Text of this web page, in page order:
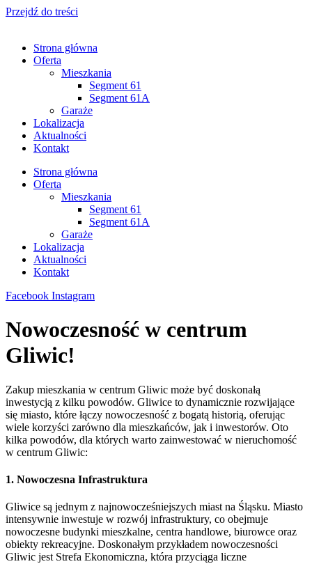
Przejdź do treści
Strona główna
Oferta
Mieszkania
Segment 61
Segment 61A
Garaże
Lokalizacja
Aktualności
Kontakt
Strona główna
Oferta
Mieszkania
Segment 61
Segment 61A
Garaże
Lokalizacja
Aktualności
Kontakt
Facebook Instagram
Nowoczesność w centrum
Gliwic!
Zakup mieszkania w centrum Gliwic może być doskonałą
inwestycją z kilku powodów. Gliwice to dynamicznie rozwijające
się miasto, które łączy nowoczesność z bogatą historią, oferując
wiele korzyści zarówno dla mieszkańców, jak i inwestorów. Oto
kilka powodów, dla których warto zainwestować w nieruchomość
w centrum Gliwic:
1. Nowoczesna Infrastruktura
Gliwice są jednym z najnowocześniejszych miast na Śląsku. Miasto
intensywnie inwestuje w rozwój infrastruktury, co obejmuje
nowoczesne budynki mieszkalne, centra handlowe, biurowce oraz
obiekty rekreacyjne. Doskonałym przykładem nowoczesności
Gliwic jest Strefa Ekonomiczna, która przyciąga liczne